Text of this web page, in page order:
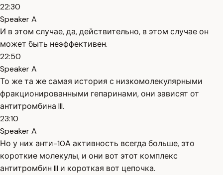
22:30
Speaker A
И в этом случае, да, действительно, в этом случае он
может быть неэффективен.
22:50
Speaker A
То же та же самая история с низкомолекулярными
фракционированными гепаринами, они зависят от
антитромбина III.
23:10
Speaker A
Но у них анти-10А активность всегда больше, это
короткие молекулы, и они вот этот комплекс
антитромбин III и короткая вот цепочка.